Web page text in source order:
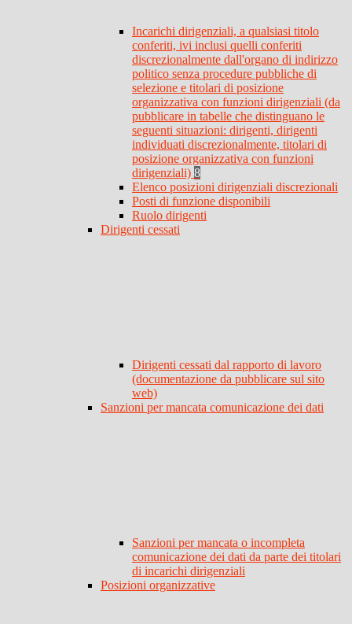
Incarichi dirigenziali, a qualsiasi titolo
conferiti, ivi inclusi quelli conferiti
discrezionalmente dall'organo di indirizzo
politico senza procedure pubbliche di
selezione e titolari di posizione
organizzativa con funzioni dirigenziali (da
pubblicare in tabelle che distinguano le
seguenti situazioni: dirigenti, dirigenti
individuati discrezionalmente, titolari di
posizione organizzativa con funzioni
dirigenziali) 8
Elenco posizioni dirigenziali discrezionali
Posti di funzione disponibili
Ruolo dirigenti
Dirigenti cessati
Dirigenti cessati dal rapporto di lavoro
(documentazione da pubblicare sul sito
web)
Sanzioni per mancata comunicazione dei dati
Sanzioni per mancata o incompleta
comunicazione dei dati da parte dei titolari
di incarichi dirigenziali
Posizioni organizzative